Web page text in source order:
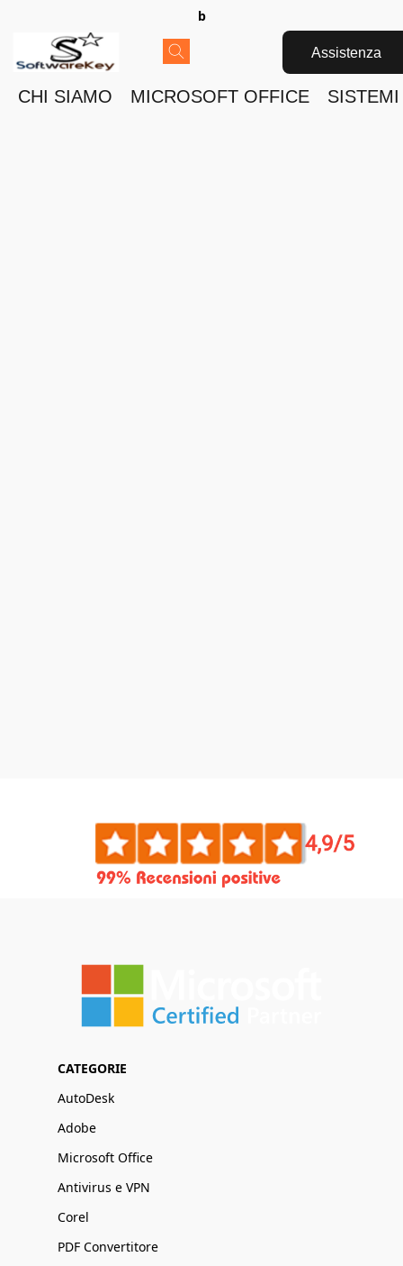
b
Assistenza
CHI SIAMO MICROSOFT OFFICE
CATEGORIE
AutoDesk
Adobe
Microsoft Office
Antivirus e VPN
Corel
PDF Convertitore